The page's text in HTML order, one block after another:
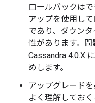
ロールバックは
アップを使用し
であり、ダウン
性があります。
Cassandra 4.0.X
めします。
アップグレード
よく理解してお